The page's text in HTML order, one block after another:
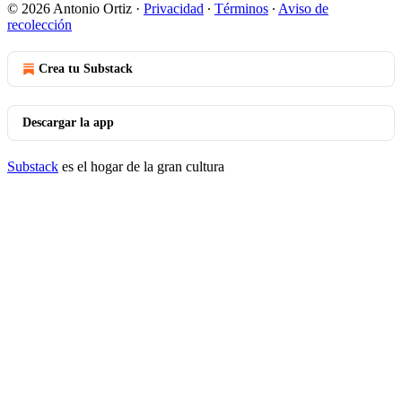
© 2026 Antonio Ortiz · Privacidad ∙ Términos ∙ Aviso de
recolección
Crea tu Substack
Descargar la app
Substack es el hogar de la gran cultura